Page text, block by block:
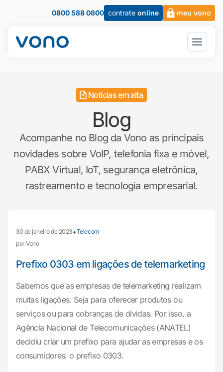
0800 588 0800 contrate online meu vono
Notícias em alta
Blog
Acompanhe no Blog da Vono as principais
novidades sobre VoIP, telefonia fixa e móvel,
PABX Virtual, IoT, segurança eletrônica,
rastreamento e tecnologia empresarial.
30 de janeiro de 2023•Telecom
por Vono
Prefixo 0303 em ligações de telemarketing
Sabemos que as empresas de telemarketing realizam
muitas ligações. Seja para oferecer produtos ou
serviços ou para cobranças de dívidas. Por isso, a
Agência Nacional de Telecomunicações (ANATEL)
decidiu criar um prefixo para ajudar as empresas e os
consumidores: o prefixo 0303.